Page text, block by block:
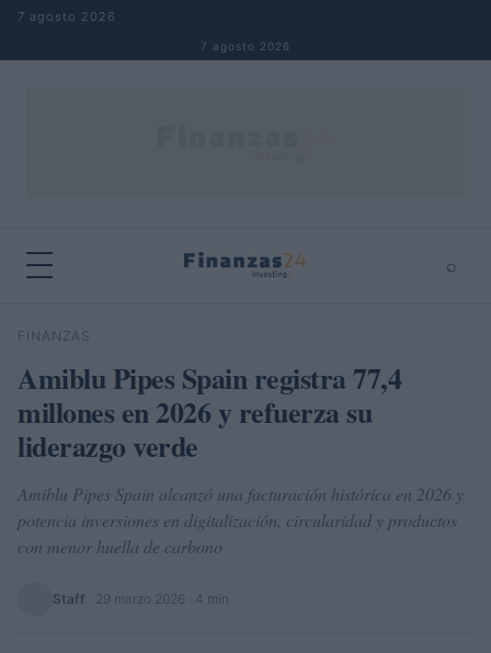
Saltar al contenido
7 agosto 2026
7 agosto 2026
⌕
Buscar
FINANZAS
Amiblu Pipes Spain registra 77,4
millones en 2026 y refuerza su
liderazgo verde
Amiblu Pipes Spain alcanzó una facturación histórica en 2026 y
potencia inversiones en digitalización, circularidad y productos
con menor huella de carbono
Staff 29 marzo 2026 · 4 min